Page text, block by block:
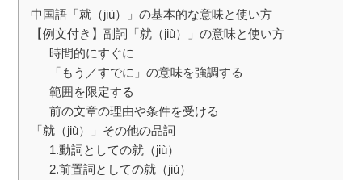
中国語「就（jiù）」の基本的な意味と使い方
【例文付き】副詞「就（jiù）」の意味と使い方
時間的にすぐに
「もう／すでに」の意味を強調する
範囲を限定する
前の文章の理由や条件を受ける
「就（jiù）」その他の品詞
1.動詞としての就（jiù）
2.前置詞としての就（jiù）